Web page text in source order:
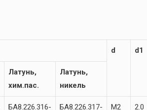
d d1
Латунь,
хим.пас.
Латунь,
никель
БА8.226.316-
БА8.226.317-
М2 2.0